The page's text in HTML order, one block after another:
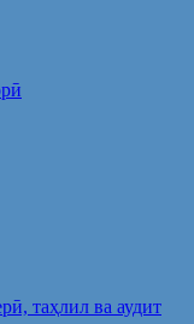
таҳлил ва аудит